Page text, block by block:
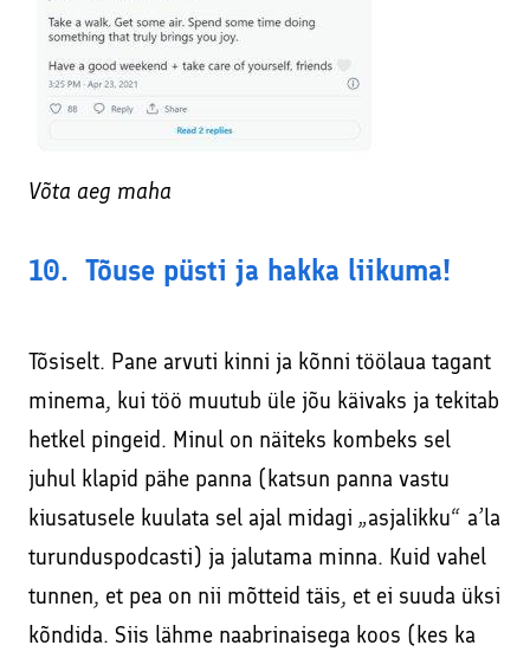
Võta aeg maha
10. Tõuse püsti ja hakka liikuma!
Tõsiselt. Pane arvuti kinni ja kõnni töölaua tagant
minema, kui töö muutub üle jõu käivaks ja tekitab
hetkel pingeid. Minul on näiteks kombeks sel
juhul klapid pähe panna (katsun panna vastu
kiusatusele kuulata sel ajal midagi „asjalikku“ a’la
turunduspodcasti) ja jalutama minna. Kuid vahel
tunnen, et pea on nii mõtteid täis, et ei suuda üksi
kõndida. Siis lähme naabrinaisega koos (kes ka